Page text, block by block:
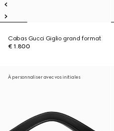
Cabas Gucci Giglio grand format
€ 1.800
À personnaliser avec vos initiales